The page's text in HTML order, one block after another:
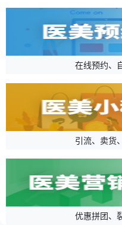
在线预约、
引流、卖货
优惠拼团、